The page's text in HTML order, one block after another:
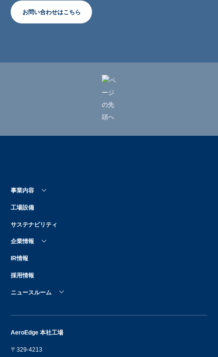
お問い合わせはこちら
事業内容
工場設備
サステナビリティ
企業情報
IR情報
採用情報
ニュースルーム
AeroEdge 本社工場
〒329-4213